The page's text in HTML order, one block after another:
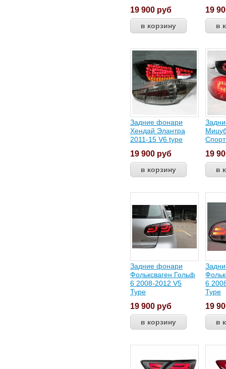
19 900 руб 19
Задние фонари
Хендай Элантра
2011-15 V6 type
19 900 руб 19
Задние фонари
Фольксваген Гольф
6 2008-2012 V5
Type
19 900 руб
6
Type
19